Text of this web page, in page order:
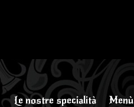
Le nostre specialità Menù